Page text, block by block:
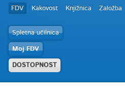
FDV Kakovost Knjižnica Založba
Spletna učilnica
Moj FDV
DOSTOPNOST